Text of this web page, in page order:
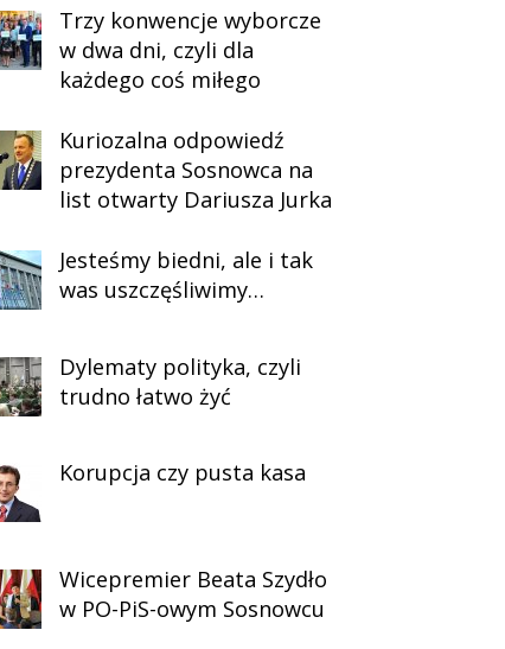
Trzy konwencje wyborcze
w dwa dni, czyli dla
każdego coś miłego
Kuriozalna odpowiedź
prezydenta Sosnowca na
list otwarty Dariusza Jurka
Jesteśmy biedni, ale i tak
was uszczęśliwimy…
Dylematy polityka, czyli
trudno łatwo żyć
Korupcja czy pusta kasa
Wicepremier Beata Szydło
w PO-PiS-owym Sosnowcu